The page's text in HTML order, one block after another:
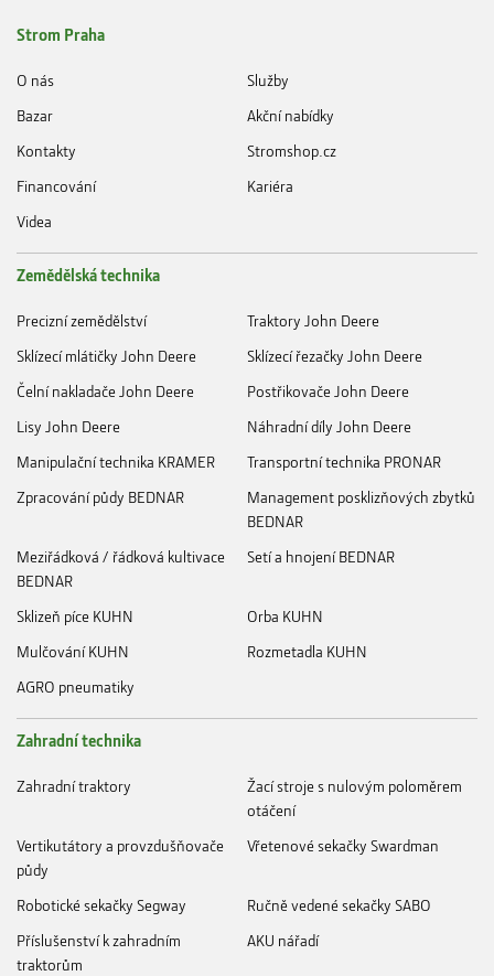
Strom Praha
O nás
Služby
Bazar
Akční nabídky
Kontakty
Stromshop.cz
Financování
Kariéra
Videa
Zemědělská technika
Precizní zemědělství
Traktory John Deere
Sklízecí mlátičky John Deere
Sklízecí řezačky John Deere
Čelní nakladače John Deere
Postřikovače John Deere
Lisy John Deere
Náhradní díly John Deere
Manipulační technika KRAMER
Transportní technika PRONAR
Zpracování půdy BEDNAR
Management posklizňových zbytků
BEDNAR
Meziřádková / řádková kultivace
BEDNAR
Setí a hnojení BEDNAR
Sklizeň píce KUHN
Orba KUHN
Mulčování KUHN
Rozmetadla KUHN
AGRO pneumatiky
Zahradní technika
Zahradní traktory
Žací stroje s nulovým poloměrem
otáčení
Vertikutátory a provzdušňovače
půdy
Vřetenové sekačky Swardman
Robotické sekačky Segway
Ručně vedené sekačky SABO
Příslušenství k zahradním
traktorům
AKU nářadí